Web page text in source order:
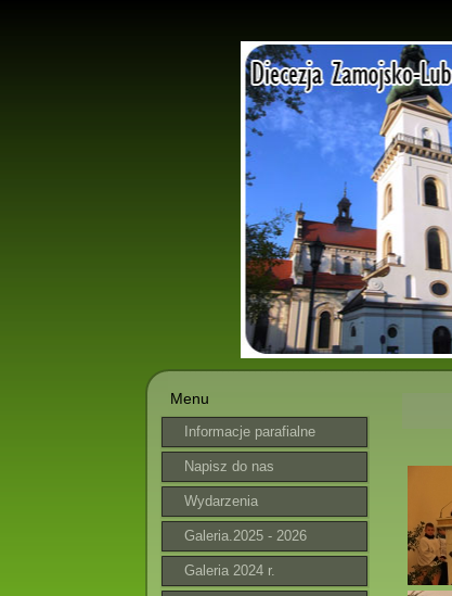
Menu
Informacje parafialne
Napisz do nas
Wydarzenia
Galeria.2025 - 2026
Galeria 2024 r.